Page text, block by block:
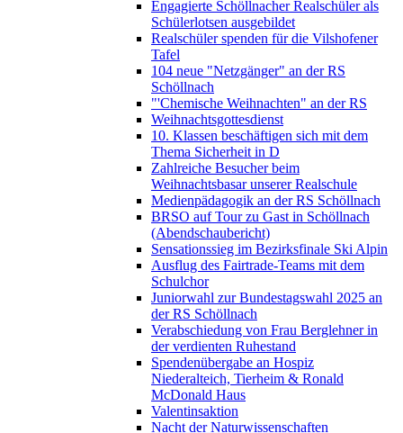
Engagierte Schöllnacher Realschüler als
Schülerlotsen ausgebildet
Realschüler spenden für die Vilshofener
Tafel
104 neue "Netzgänger" an der RS
Schöllnach
"'Chemische Weihnachten" an der RS
Weihnachtsgottesdienst
10. Klassen beschäftigen sich mit dem
Thema Sicherheit in D
Zahlreiche Besucher beim
Weihnachtsbasar unserer Realschule
Medienpädagogik an der RS Schöllnach
BRSO auf Tour zu Gast in Schöllnach
(Abendschaubericht)
Sensationssieg im Bezirksfinale Ski Alpin
Ausflug des Fairtrade-Teams mit dem
Schulchor
Juniorwahl zur Bundestagswahl 2025 an
der RS Schöllnach
Verabschiedung von Frau Berglehner in
der verdienten Ruhestand
Spendenübergabe an Hospiz
Niederalteich, Tierheim & Ronald
McDonald Haus
Valentinsaktion
Nacht der Naturwissenschaften